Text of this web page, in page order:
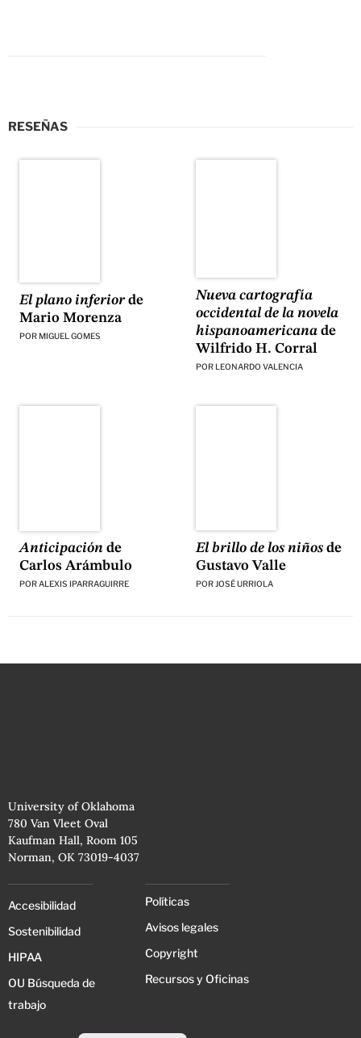
RESEÑAS
El plano inferiorde
Mario Morenza
POR MIGUEL GOMES
Nueva cartografía
occidental de la novela
hispanoamericanade
Wilfrido H. Corral
POR LEONARDO VALENCIA
Anticipaciónde
Carlos Arámbulo
PORALEXIS IPARRAGUIRRE
El brillo de los niñosde
Gustavo Valle
POR JOSÉ URRIOLA
University of Oklahoma
780 Van Vleet Oval
Kaufman Hall, Room 105
Norman, OK 73019-4037
Accesibilidad
Sostenibilidad
HIPAA
OU Búsqueda de
trabajo
Políticas
Avisos legales
Copyright
Recursos y Oficinas